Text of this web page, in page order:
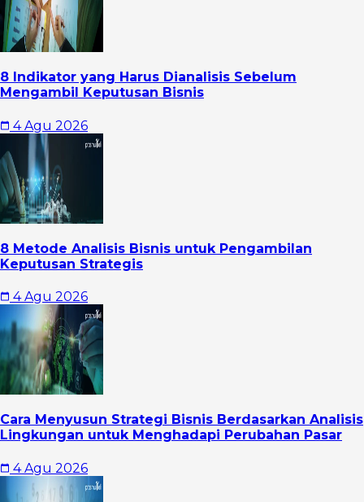
8 Indikator yang Harus Dianalisis Sebelum
Mengambil Keputusan Bisnis
4 Agu 2026
8 Metode Analisis Bisnis untuk Pengambilan
Keputusan Strategis
4 Agu 2026
Cara Menyusun Strategi Bisnis Berdasarkan Analisis
Lingkungan untuk Menghadapi Perubahan Pasar
4 Agu 2026